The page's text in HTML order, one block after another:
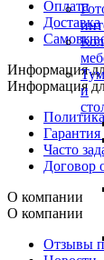
и
Оплата
Доставка
Информация
Информация
Гарантия
Часто
Договор
О компании
О компании
Отзывы